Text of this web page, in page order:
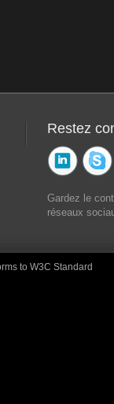
Restez
Gardez le
réseaux
to W3C Standard